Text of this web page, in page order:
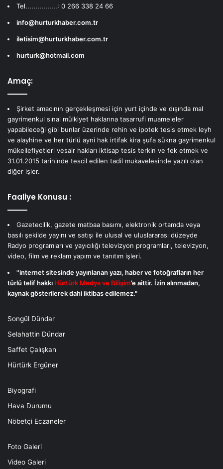
Tel................: 0 266 338 24 66
info@hurturkhaber.com.tr
iletisim@hurturkhaber.com.tr
hurturk@hotmail.com
Amaç:
Şirket amacının gerçekleşmesi için yurt içinde ve dışında mal
gayrimenkul sınai mülkiyet haklarına tasarrufi muameleler
yapabileceği gibi bunlar üzerinde rehin ve ipotek tesis etmek leyh
ve alayhine ve her türlü ayni hak irtifak kira şufa sükna gayrimenkul
mükellefiyetleri vesair hakları iktisap tesis terkin ve fek etmek ve
31.01.2015 tarihinde tescil edilen tadil mukavelesinde yazılı olan
diğer işler.
Faaliye Konusu :
Gazetecilik, gazete matbaa basımı, elektronik ortamda veya
basılı şekilde yayını ve satışı ile ulusal ve uluslararası düzeyde
Radyo programları ve yayıcılığı televizyon programları, televizyon,
video, film ve reklam yapım ve tanıtım işleri.
''internet sitesinde yayınlanan yazı, haber ve fotoğrafların her
türlü telif hakkı Hürtürk Medya ve Bilişim’e aittir. İzin alınmadan,
kaynak gösterilerek dahi iktibas edilemez."
Songül Dündar
Selahattin Dündar
Saffet Çalışkan
Hürtürk Ergüner
Biyografi
Hava Durumu
Nöbetçi Eczaneler
Foto Galeri
Video Galeri